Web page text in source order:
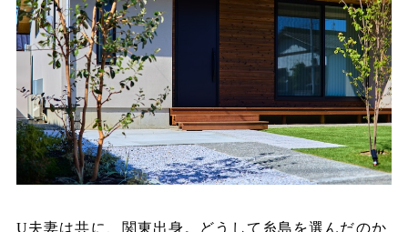
U夫妻は共に、関東出身。どうして糸島を選んだのか